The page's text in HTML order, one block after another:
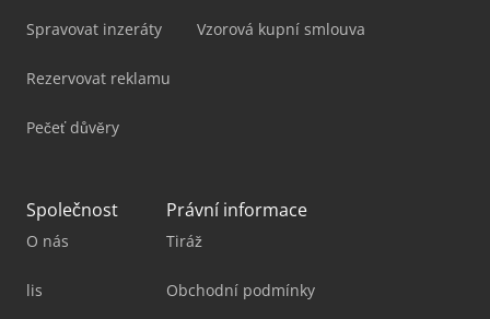
Spravovat inzeráty
Rezervovat reklamu
Pečeť důvěry
Vzorová kupní smlouva
Společnost
O nás
lis
Právní informace
Tiráž
Obchodní podmínky